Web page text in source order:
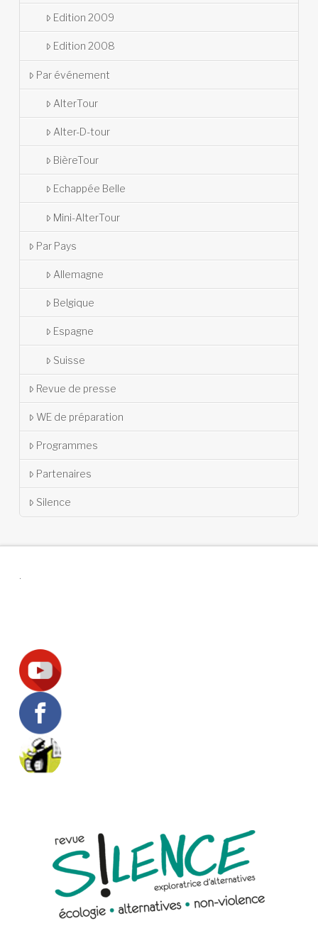
Edition 2009
Edition 2008
Par événement
AlterTour
Alter-D-tour
BièreTour
Echappée Belle
Mini-AlterTour
Par Pays
Allemagne
Belgique
Espagne
Suisse
Revue de presse
WE de préparation
Programmes
Partenaires
Silence